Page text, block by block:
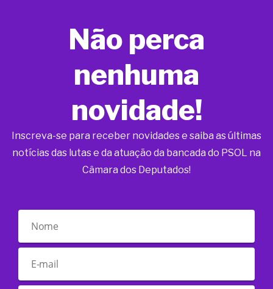
Não perca
nenhuma
novidade!
Inscreva-se para receber novidades e saiba as últimas
notícias das lutas e da atuação da bancada do PSOL na
Câmara dos Deputados!